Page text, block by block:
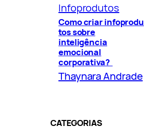
Infoprodutos
Como criar infoprodu
tos sobre
inteligência
emocional
corporativa?
Thaynara Andrade
CATEGORIAS